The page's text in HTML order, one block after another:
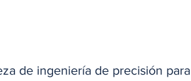
de ingeniería de precisión para